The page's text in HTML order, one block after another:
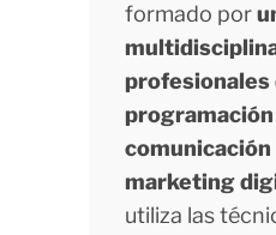
formado por
profesionales
programación
comunicación
marketing
utiliza las